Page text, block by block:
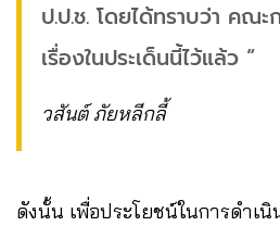
ป.ป.ช. โดยได้ทราบว่า คณะ
เรื่องในประเด็นนี้ไว้แล้ว “
วสันต์ ภัยหลีกลี้
ดังนั้น เพื่อประโยชน์ในการดำเนิ